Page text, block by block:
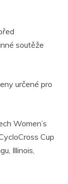
soutěže
určené pro
Women’s
Cup
Illinois,